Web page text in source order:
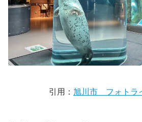
引用： 旭川市 フォトラ